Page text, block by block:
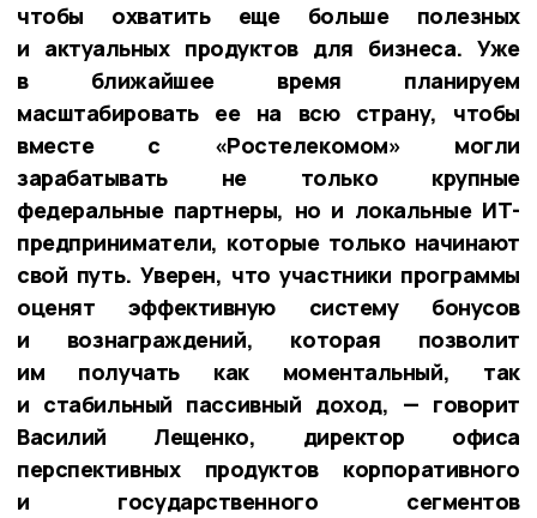
чтобы охватить еще больше полезных
и актуальных продуктов для бизнеса. Уже
в ближайшее время планируем
масштабировать ее на всю страну, чтобы
вместе с «Ростелекомом» могли
зарабатывать не только крупные
федеральные партнеры, но и локальные ИТ-
предприниматели, которые только начинают
свой путь. Уверен, что участники программы
оценят эффективную систему бонусов
и вознаграждений, которая позволит
им получать как моментальный, так
и стабильный пассивный доход, — говорит
Василий Лещенко, директор офиса
перспективных продуктов корпоративного
и государственного сегментов